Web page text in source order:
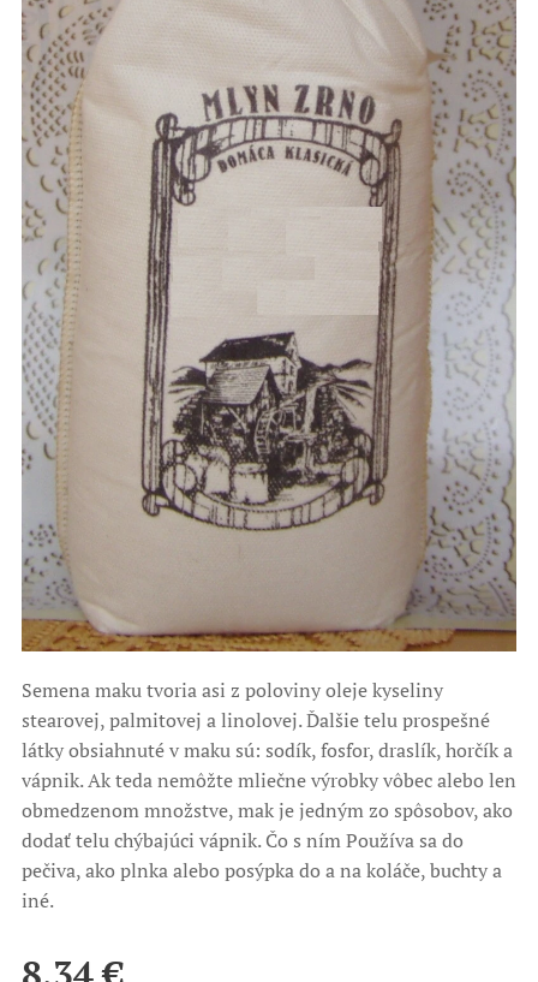
Semena maku tvoria asi z poloviny oleje kyseliny
stearovej, palmitovej a linolovej. Ďalšie telu prospešné
látky obsiahnuté v maku sú: sodík, fosfor, draslík, horčík a
vápnik. Ak teda nemôžte mliečne výrobky vôbec alebo len
obmedzenom množstve, mak je jedným zo spôsobov, ako
dodať telu chýbajúci vápnik. Čo s ním Používa sa do
pečiva, ako plnka alebo posýpka do a na koláče, buchty a
iné.